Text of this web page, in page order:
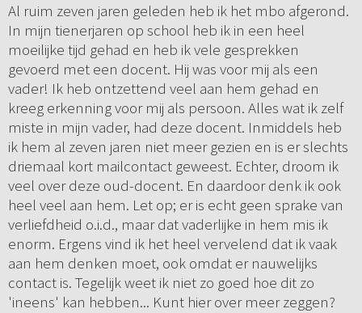
Al ruim zeven jaren geleden heb ik het mbo afgerond.
In mijn tienerjaren op school heb ik in een heel
moeilijke tijd gehad en heb ik vele gesprekken
gevoerd met een docent. Hij was voor mij als een
vader! Ik heb ontzettend veel aan hem gehad en
kreeg erkenning voor mij als persoon. Alles wat ik zelf
miste in mijn vader, had deze docent. Inmiddels heb
ik hem al zeven jaren niet meer gezien en is er slechts
driemaal kort mailcontact geweest. Echter, droom ik
veel over deze oud-docent. En daardoor denk ik ook
heel veel aan hem. Let op; er is echt geen sprake van
verliefdheid o.i.d., maar dat vaderlijke in hem mis ik
enorm. Ergens vind ik het heel vervelend dat ik vaak
aan hem denken moet, ook omdat er nauwelijks
contact is. Tegelijk weet ik niet zo goed hoe dit zo
'ineens' kan hebben... Kunt hier over meer zeggen?